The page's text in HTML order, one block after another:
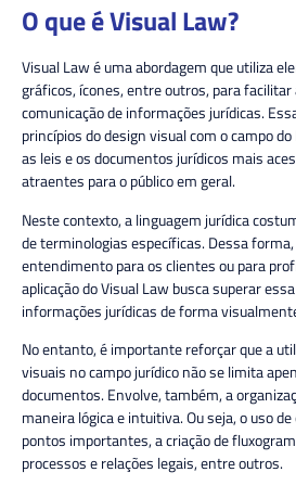
O que é Visual Law?
Visual Law é uma abordagem que utiliza
gráficos, ícones, entre outros,para facilitar
comunicação de informações jurídicas.
princípios do design visual com o campo
as leis e os documentos jurídicos mais
atraentes para o público em geral.
Neste contexto, alinguagem jurídica
de terminologias específicas. Dessa
entendimento para os clientes ou para
aplicação do Visual Law busca superar
informações jurídicas de forma
No entanto, é importante reforçar que a
visuais no campo jurídico não se limita
documentos. Envolve, também, a
maneira lógica e intuitiva.Ou seja,o uso
pontos importantes, a criação de
processos e relações legais, entre outros.